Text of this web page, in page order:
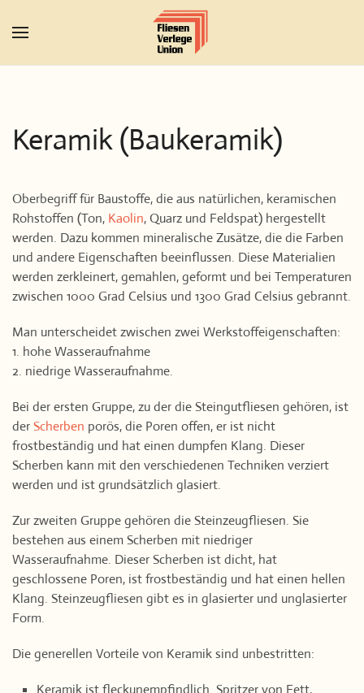
Zum Hauptinhalt springen
Keramik (Baukeramik)
Oberbegriff für Baustoffe, die aus natürlichen, keramischen
Rohstoffen (Ton, Kaolin, Quarz und Feldspat) hergestellt
werden. Dazu kommen mineralische Zusätze, die die Farben
und andere Eigenschaften beeinflussen. Diese Materialien
werden zerkleinert, gemahlen, geformt und bei Temperaturen
zwischen 1000 Grad Celsius und 1300 Grad Celsius gebrannt.
Man unterscheidet zwischen zwei Werkstoffeigenschaften:
1. hohe Wasseraufnahme
2. niedrige Wasseraufnahme.
Bei der ersten Gruppe, zu der die Steingutfliesen gehören, ist
derScherben porös, die Poren offen, er ist nicht
frostbeständig und hat einen dumpfen Klang. Dieser
Scherben kann mit den verschiedenen Techniken verziert
werden und ist grundsätzlich glasiert.
Zur zweiten Gruppe gehören die Steinzeugfliesen. Sie
bestehen aus einem Scherben mit niedriger
Wasseraufnahme. Dieser Scherben ist dicht, hat
geschlossene Poren, ist frostbeständig und hat einen hellen
Klang. Steinzeugfliesen gibt es in glasierter und unglasierter
Form.
Die generellen Vorteile von Keramik sind unbestritten:
Keramik ist fleckunempfindlich. Spritzer von Fett,